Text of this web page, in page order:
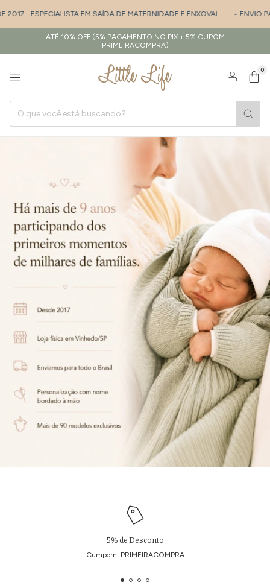
- ESPECIALISTA EM SAÍDA DE MATERNIDADE E ENXOVAL • ENVIO PARA
ATÉ 10% OFF (5% PAGAMENTO NO PIX + 5% CUPOM
PRIMEIRACOMPRA)
0
5% de Desconto
Cumpom: PRIMEIRACOMPRA